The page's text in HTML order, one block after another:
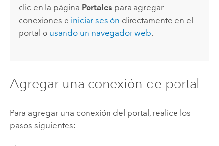
clic en la página Portales para agregar
conexiones e iniciar sesión directamente en el
portal o usando un navegador web.
Agregar una conexión de portal
Para agregar una conexión del portal, realice los
pasos siguientes: